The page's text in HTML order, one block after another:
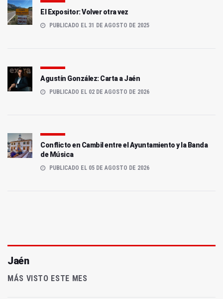
El Expositor: Volver otra vez
PUBLICADO EL 31 DE AGOSTO DE 2025
Agustín González: Carta a Jaén
PUBLICADO EL 02 DE AGOSTO DE 2026
Conflicto en Cambil entre el Ayuntamiento y la Banda
de Música
PUBLICADO EL 05 DE AGOSTO DE 2026
Jaén
MÁS VISTO ESTE MES